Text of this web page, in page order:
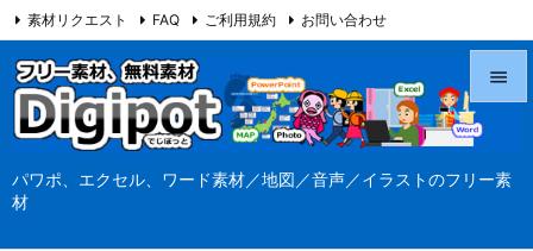
パワポ、エクセル、ワード素材／地図／音声／イラストのフリー素
材


素材リクエスト FAQ ご利用規約 お問い合わせ
当サイト（Digipot.net）について